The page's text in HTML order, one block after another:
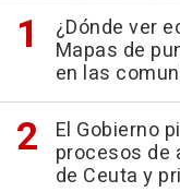
¿Dónde ver
Mapas de
en las
El Gobierno
procesos de
de Ceuta y